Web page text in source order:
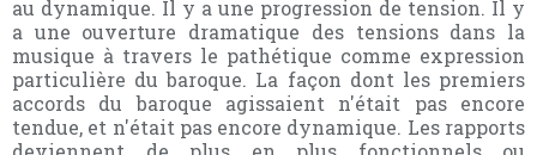
au dynamique. Il y a une progression de tension. Il y
a une ouverture dramatique des tensions dans la
musique à travers le pathétique comme expression
particulière du baroque. La façon dont les premiers
accords du baroque agissaient n'était pas encore
tendue, et n'était pas encore dynamique. Les rapports